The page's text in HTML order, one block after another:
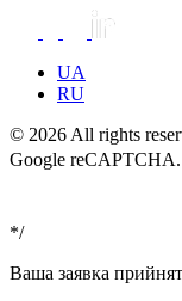
UA
RU
© 2026 All rights
Google reCAPTCHA.
*/
Ваша заявка